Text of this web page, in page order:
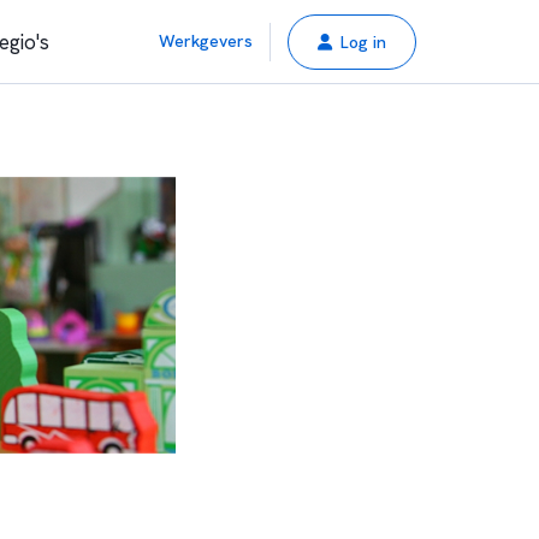
Werkgevers Log in